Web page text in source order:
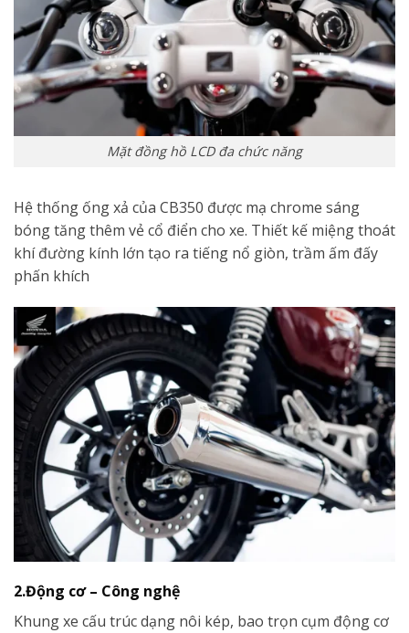
Mặt đồng hồ LCD đa chức năng
Hệ thống ống xả của CB350 được mạ chrome sáng
bóng tăng thêm vẻ cổ điển cho xe. Thiết kế miệng thoát
khí đường kính lớn tạo ra tiếng nổ giòn, trầm ấm đấy
phấn khích
2.Động cơ – Công nghệ
Khung xe cấu trúc dạng nôi kép, bao trọn cụm động cơ